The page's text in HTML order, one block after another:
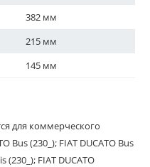
382 мм
215 мм
145 мм
для коммерческого
Bus (230_); FIAT DUCATO Bus
(230_); FIAT DUCATO